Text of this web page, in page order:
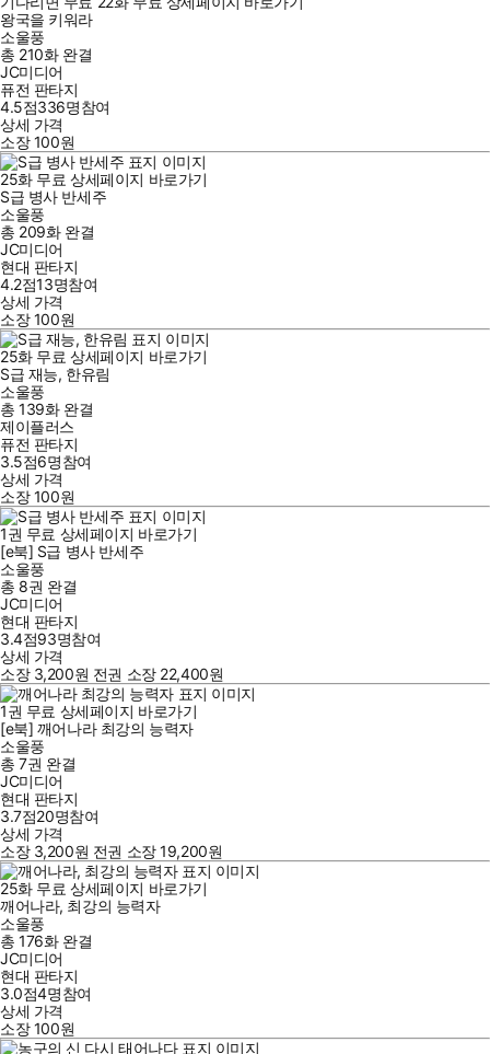
왕국을 키워라
소울풍
총 210화 완결
JC미디어
퓨전 판타지
4.5점336명참여
상세 가격
소장100원
25화 무료 상세페이지 바로가기
S급 병사 반세주
소울풍
총 209화 완결
JC미디어
현대 판타지
4.2점13명참여
상세 가격
소장100원
25화 무료 상세페이지 바로가기
S급 재능, 한유림
소울풍
총 139화 완결
제이플러스
퓨전 판타지
3.5점6명참여
상세 가격
소장100원
1권 무료 상세페이지 바로가기
[e북] S급 병사 반세주
소울풍
총 8권 완결
JC미디어
현대 판타지
3.4점93명참여
상세 가격
소장 3,200원 전권 소장 22,400원
1권 무료 상세페이지 바로가기
[e북] 깨어나라 최강의 능력자
소울풍
총 7권 완결
JC미디어
현대 판타지
3.7점20명참여
상세 가격
소장 3,200원 전권 소장19,200원
25화 무료 상세페이지 바로가기
깨어나라, 최강의 능력자
소울풍
총 176화 완결
JC미디어
현대 판타지
3.0점4명참여
상세 가격
소장100원